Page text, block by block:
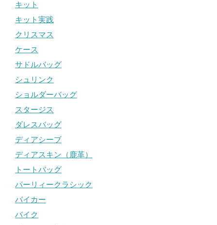
キット
キット実践
クリスマス
ケース
サドルバッグ
シュリンク
ショルダーバッグ
スタージス
ダレスバッグ
ディアシーブ
ディアスキン（鹿革）
トートバッグ
パーリィークラシック
バイカー
バイク